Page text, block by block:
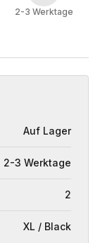
2-3 Werktage
Auf Lager
2-3 Werktage
2
XL / Black